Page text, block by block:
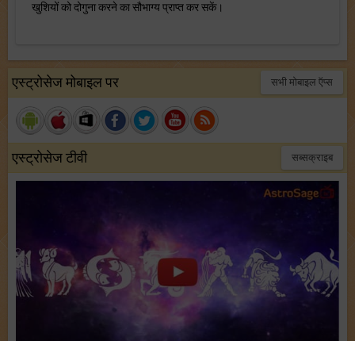
खुशियों को दोगुना करने का सौभाग्य प्राप्त कर सकें।
एस्ट्रोसेज मोबाइल पर सभी मोबाइल ऍप्स
एस्ट्रोसेज टीवी सब्सक्राइब